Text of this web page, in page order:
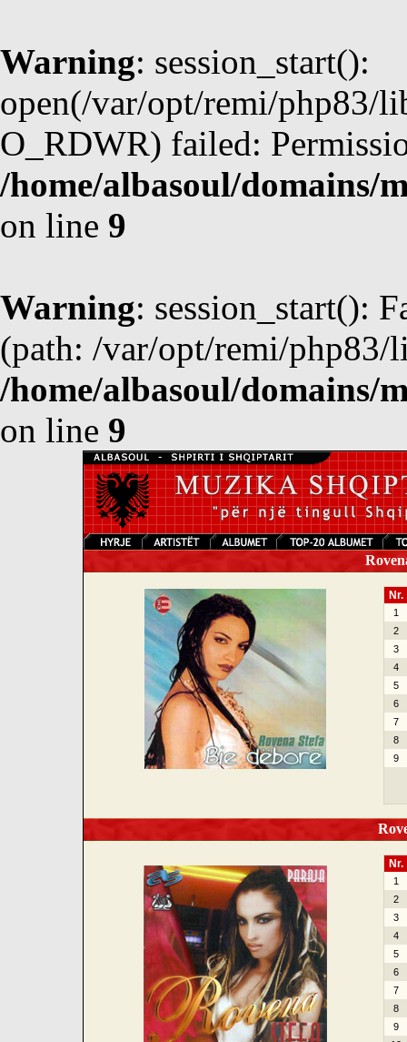
Warning: session_start():
open(/var/opt/remi/php83/
O_RDWR) failed:
/home/albasoul/domains/
on line 9
Warning: session_start():
(path: /var/opt/remi/php83/
/home/albasoul/domains/
on line 9
Nr.
1
2
3
4
5
6
7
8
9
Nr.
1
2
3
4
5
6
7
8
9